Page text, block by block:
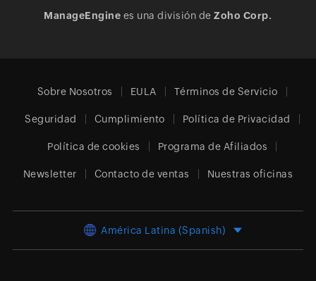
ManageEngine es una división deZoho Corp.
Sobre Nosotros EULA Términos de Servicio
Seguridad Cumplimiento Política de Privacidad
Política de cookies Programa de Afiliados
Newsletter Contacto de ventas Nuestras oficinas
América Latina (Spanish)